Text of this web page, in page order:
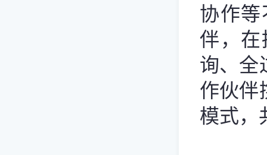
协作
伴，在
询、全
作伙伴
模式，